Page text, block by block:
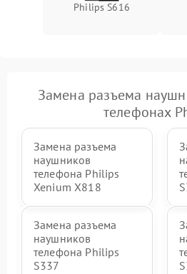
Philips S616
Замена разъема
телефонах
Замена разъема
наушников
телефона Philips
Xenium X818
Замена разъема
наушников
телефона Philips
S337